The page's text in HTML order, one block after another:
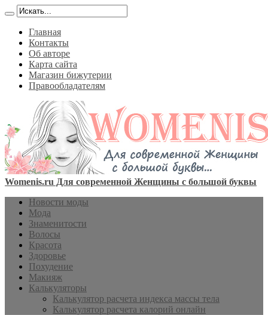
Главная
Контакты
Об авторе
Карта сайта
Магазин бижутерии
Правообладателям
Womenis.ru Для современной Женщины с большой буквы
Новости моды
Мода
Знаменитости
Волосы
Красота
Здоровье
Похудение
Макияж
Калькуляторы
Калькулятор расчета индекса массы тела
Калькулятор расчета калорий онлайн